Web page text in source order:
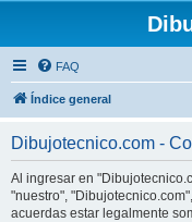
FAQ
Índice general
Dibujotecnico.com -
Al ingresar en
"nuestro",
acuerdas estar legalmente